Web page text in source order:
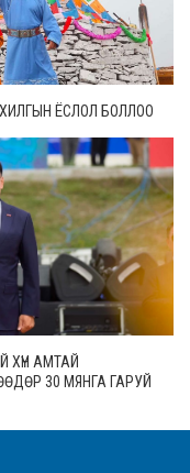
ЁСЛОЛ БОЛЛОО
ХҮН АМТАЙ
30 МЯНГА ГАРУЙ